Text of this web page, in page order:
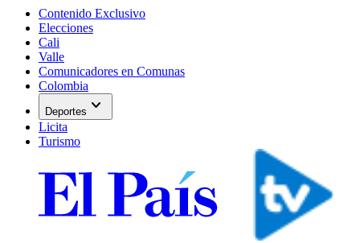
Contenido Exclusivo
Elecciones
Cali
Valle
Comunicadores en Comunas
Colombia
Deportes expand_more
Licita
Turismo